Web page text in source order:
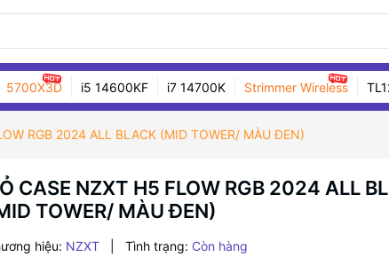
5700X3D i5 14600KF i7 14700K Strimmer Wireless
RGB 2024 ALL BLACK (MID TOWER/ MÀU ĐEN)
CASE NZXT H5 FLOW RGB 2024 ALL
TOWER/ MÀU ĐEN)
hiệu: NZXT Tình trạng: Còn hàng